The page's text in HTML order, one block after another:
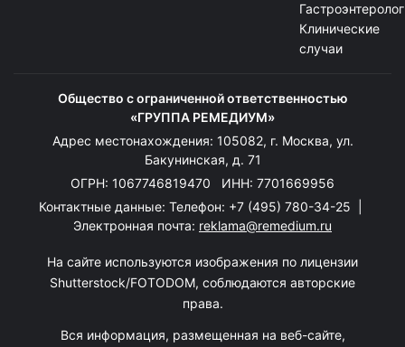
Клинические
случаи
Общество с ограниченной ответственностью
«ГРУППА РЕМЕДИУМ»
Адрес местонахождения: 105082, г. Москва, ул.
Бакунинская, д. 71
ОГРН: 1067746819470 ИНН: 7701669956
Контактные данные: Телефон: +7 (495) 780-34-25
Электронная почта: reklama@remedium.ru
На сайте используются изображения по лицензии
Shutterstock/FOTODOM, соблюдаются авторские
права.
Вся информация, размещенная на веб-сайте,